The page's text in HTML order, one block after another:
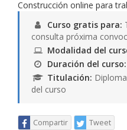
Curso gratis para:
consulta próxima
Modalidad del
Duración del curso:
Titulación:
del curso
Compartir Tweet